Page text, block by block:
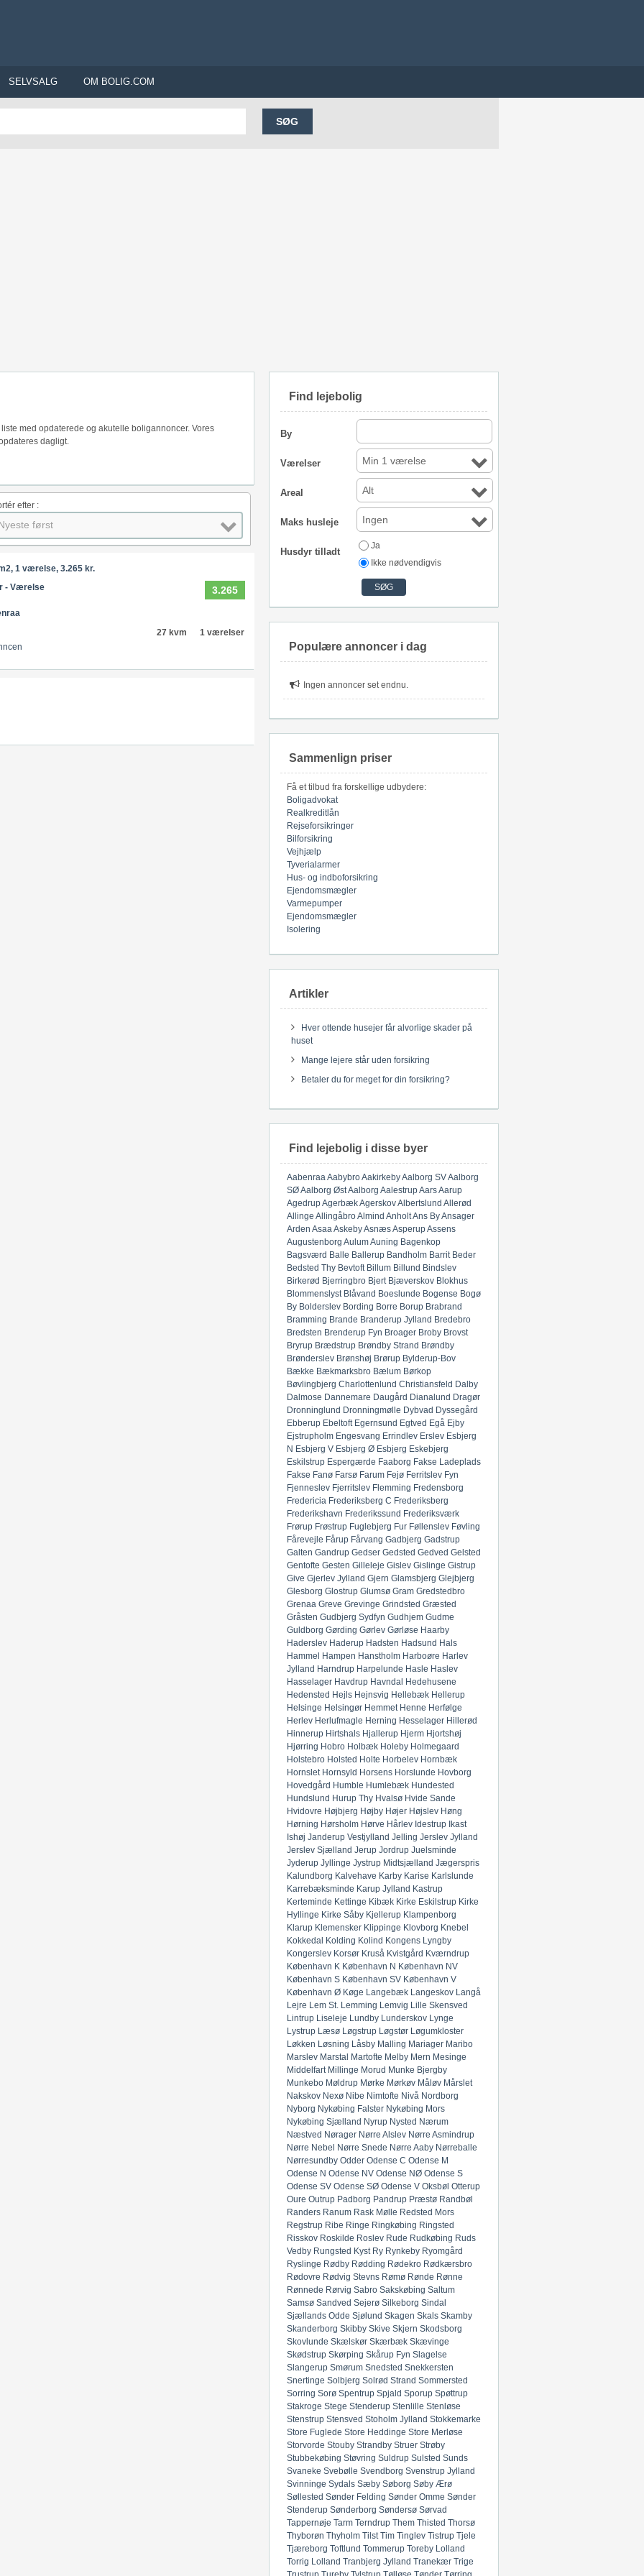
SELVSALG OM BOLIG.COM
SØG
med opdaterede og akutelle boligannoncer. Vores
dagligt.
efter :
først
1 værelse, 3.265 kr.
3.265
- Værelse
27 kvm
1 værelser
Find lejebolig
By
Værelser Min 1 værelse
Areal Alt
Maks husleje Ingen
Husdyr tilladt
Ja
Ikke nødvendigvis
Populære annoncer i dag
Ingen annoncer set endnu.
Sammenlign priser
Få et tilbud fra forskellige udbydere:
Boligadvokat
Realkreditlån
Rejseforsikringer
Bilforsikring
Vejhjælp
Tyverialarmer
Hus- og indboforsikring
Ejendomsmægler
Varmepumper
Ejendomsmægler
Isolering
Artikler
Hver ottende husejer får alvorlige skader på
huset
Mange lejere står uden forsikring
Betaler du for meget for din forsikring?
Find lejebolig i disse byer
AabenraaAabybroAakirkebyAalborg SVAalborg
SØAalborg ØstAalborg AalestrupAarsAarup
AgedrupAgerbækAgerskovAlbertslund Allerød
Allinge AllingåbroAlmind AnholtAns ByAnsager
Arden AsaaAskebyAsnæsAsperupAssens
Augustenborg AulumAuning Bagenkop
Bagsværd Balle Ballerup Bandholm Barrit Beder
Bedsted Thy Bevtoft Billum Billund Bindslev
Birkerød Bjerringbro Bjert Bjæverskov Blokhus
Blommenslyst Blåvand Boeslunde Bogense Bogø
By Bolderslev Bording Borre Borup Brabrand
Bramming Brande Branderup Jylland Bredebro
Bredsten Brenderup Fyn Broager Broby Brovst
Bryrup Brædstrup Brøndby Strand Brøndby
Brønderslev Brønshøj Brørup Bylderup-Bov
Bække Bækmarksbro Bælum Børkop
Bøvlingbjerg Charlottenlund Christiansfeld Dalby
Dalmose Dannemare Daugård Dianalund Dragør
Dronninglund Dronningmølle Dybvad Dyssegård
Ebberup Ebeltoft Egernsund Egtved Egå Ejby
Ejstrupholm Engesvang Errindlev Erslev Esbjerg
N Esbjerg V Esbjerg Ø Esbjerg Eskebjerg
Eskilstrup Espergærde Faaborg Fakse Ladeplads
Fakse Fanø Farsø Farum Fejø Ferritslev Fyn
Fjenneslev Fjerritslev Flemming Fredensborg
Fredericia Frederiksberg C Frederiksberg
Frederikshavn Frederikssund Frederiksværk
Frørup Frøstrup Fuglebjerg Fur Føllenslev Føvling
Fårevejle Fårup Fårvang Gadbjerg Gadstrup
Galten Gandrup Gedser Gedsted Gedved Gelsted
Gentofte Gesten Gilleleje Gislev Gislinge Gistrup
Give Gjerlev Jylland Gjern Glamsbjerg Glejbjerg
Glesborg Glostrup Glumsø Gram Gredstedbro
Grenaa Greve Grevinge Grindsted Græsted
Gråsten Gudbjerg Sydfyn Gudhjem Gudme
Guldborg Gørding Gørlev Gørløse Haarby
Haderslev Haderup Hadsten Hadsund Hals
Hammel
Hampen Hanstholm Harboøre Harlev
Jylland Harndrup Harpelunde Hasle Haslev
Hasselager Havdrup Havndal Hedehusene
Hedensted Hejls Hejnsvig Hellebæk Hellerup
Helsinge Helsingør Hemmet Henne Herfølge
Herlev Herlufmagle Herning Hesselager Hillerød
Hinnerup Hirtshals Hjallerup Hjerm Hjortshøj
Hjørring Hobro Holbæk Holeby Holmegaard
Holstebro Holsted Holte Horbelev Hornbæk
Hornslet Hornsyld Horsens Horslunde Hovborg
Hovedgård Humble Humlebæk Hundested
Hundslund Hurup Thy Hvalsø Hvide Sande
Hvidovre Højbjerg Højby Højer Højslev Høng
Hørning Hørsholm Hørve Hårlev Idestrup Ikast
Ishøj Janderup Vestjylland Jelling Jerslev Jylland
Jerslev Sjælland Jerup Jordrup Juelsminde
Jyderup Jyllinge Jystrup Midtsjælland Jægerspris
Kalundborg Kalvehave Karby Karise Karlslunde
Karrebæksminde Karup Jylland Kastrup
Kerteminde Kettinge Kibæk Kirke Eskilstrup Kirke
Hyllinge Kirke Såby Kjellerup Klampenborg
Klarup Klemensker Klippinge Klovborg Knebel
Kokkedal Kolding Kolind Kongens Lyngby
Kongerslev Korsør Kruså Kvistgård Kværndrup
København K København N København NV
København S København SV København V
København Ø Køge Langebæk Langeskov Langå
Lejre Lem St. Lemming Lemvig Lille Skensved
Lintrup Liseleje Lundby Lunderskov Lynge
Lystrup Læsø Løgstrup Løgstør Løgumkloster
Løkken Løsning Låsby Malling Mariager Maribo
Marslev Marstal Martofte Melby Mern Mesinge
Middelfart Millinge Morud Munke Bjergby
Munkebo Møldrup Mørke Mørkøv Måløv Mårslet
Nakskov Nexø Nibe Nimtofte Nivå Nordborg
Nyborg Nykøbing Falster Nykøbing Mors
Nykøbing Sjælland Nyrup Nysted Nærum
Næstved Nørager Nørre Alslev Nørre Asmindrup
Nørre Nebel
Nørre Snede Nørre Aaby Nørreballe
Nørresundby Odder Odense C Odense M
Odense N Odense NV Odense NØ Odense S
Odense SV Odense SØ Odense V Oksbøl Otterup
Oure Outrup Padborg Pandrup Præstø Randbøl
Randers Ranum Rask Mølle Redsted Mors
Regstrup Ribe Ringe Ringkøbing Ringsted
Risskov Roskilde Roslev Rude Rudkøbing Ruds
Vedby Rungsted Kyst Ry Rynkeby Ryomgård
Ryslinge Rødby Rødding Rødekro Rødkærsbro
Rødovre Rødvig Stevns Rømø Rønde Rønne
Rønnede Rørvig Sabro Sakskøbing Saltum
Samsø Sandved Sejerø Silkeborg Sindal
Sjællands Odde Sjølund Skagen Skals Skamby
Skanderborg Skibby Skive Skjern Skodsborg
Skovlunde Skælskør Skærbæk Skævinge
Skødstrup Skørping Skårup Fyn Slagelse
Slangerup Smørum Snedsted Snekkersten
Snertinge Solbjerg Solrød Strand Sommersted
Sorring Sorø Spentrup Spjald Sporup Spøttrup
Stakroge Stege Stenderup Stenlille Stenløse
Stenstrup Stensved Stoholm Jylland Stokkemarke
Store Fuglede Store Heddinge Store Merløse
Storvorde Stouby Strandby Struer Strøby
Stubbekøbing Støvring Suldrup Sulsted Sunds
Svaneke Svebølle Svendborg Svenstrup Jylland
Svinninge Sydals Sæby Søborg Søby Ærø
Søllested Sønder Felding Sønder Omme Sønder
Stenderup Sønderborg Søndersø Sørvad
Tappernøje Tarm Terndrup Them Thisted Thorsø
Thyborøn Thyholm Tilst Tim Tinglev Tistrup Tjele
Tjæreborg Toftlund Tommerup Toreby Lolland
Torrig Lolland Tranbjerg Jylland Tranekær Trige